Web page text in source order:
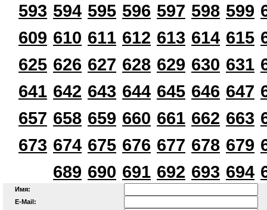
593 594 595 596 597 598 599
609 610 611 612 613 614 615
625 626 627 628 629 630 631
641 642 643 644 645 646 647
657 658 659 660 661 662 663
673 674 675 676 677 678 679
689 690 691 692 693 694
Имя:
E-Mail: